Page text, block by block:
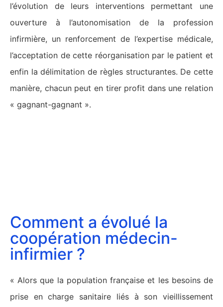
l’évolution de leurs interventions permettant une
ouverture à l’autonomisation de la profession
infirmière, un renforcement de l’expertise médicale,
l’acceptation de cette réorganisation par le patient et
enfin la délimitation de règles structurantes. De cette
manière, chacun peut en tirer profit dans une relation
« gagnant-gagnant ».
Comment a évolué la
coopération médecin-
infirmier ?
« Alors que la population française et les besoins de
prise en charge sanitaire liés à son vieillissement